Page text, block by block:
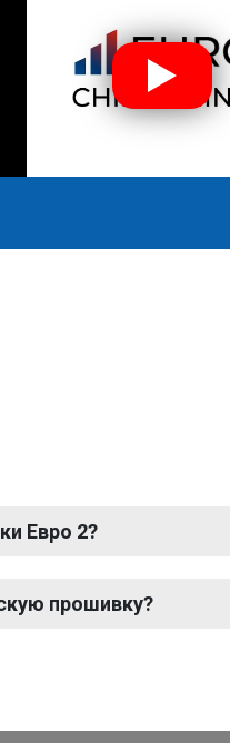
Евро 2?
прошивку?